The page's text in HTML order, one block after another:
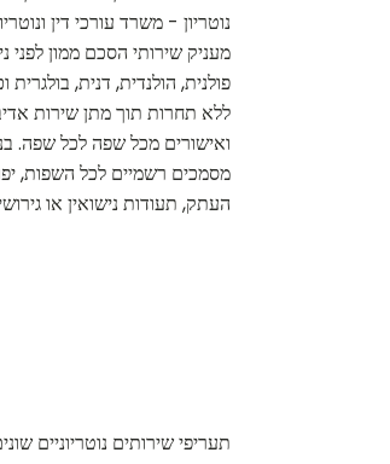
נוטריון - משרד עורכי דין
מעניק שירותי הסכם ממון לפני
פולנית, הולנדית, דנית,
ללא תחרות תוך מתן שירות
ואישורים מכל שפה לכל שפה.
מסמכים רשמיים לכל השפות,
העתק, תעודות נישואין או
תעריפי שירותים נוטריוניים